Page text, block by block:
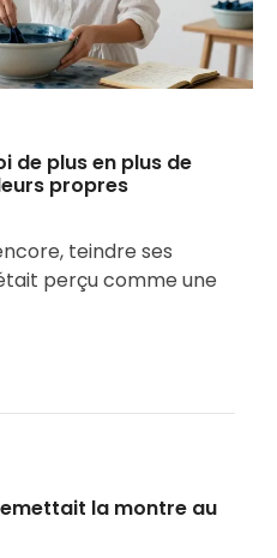
de plus en plus de
propres
teindre ses
perçu comme une
la montre au